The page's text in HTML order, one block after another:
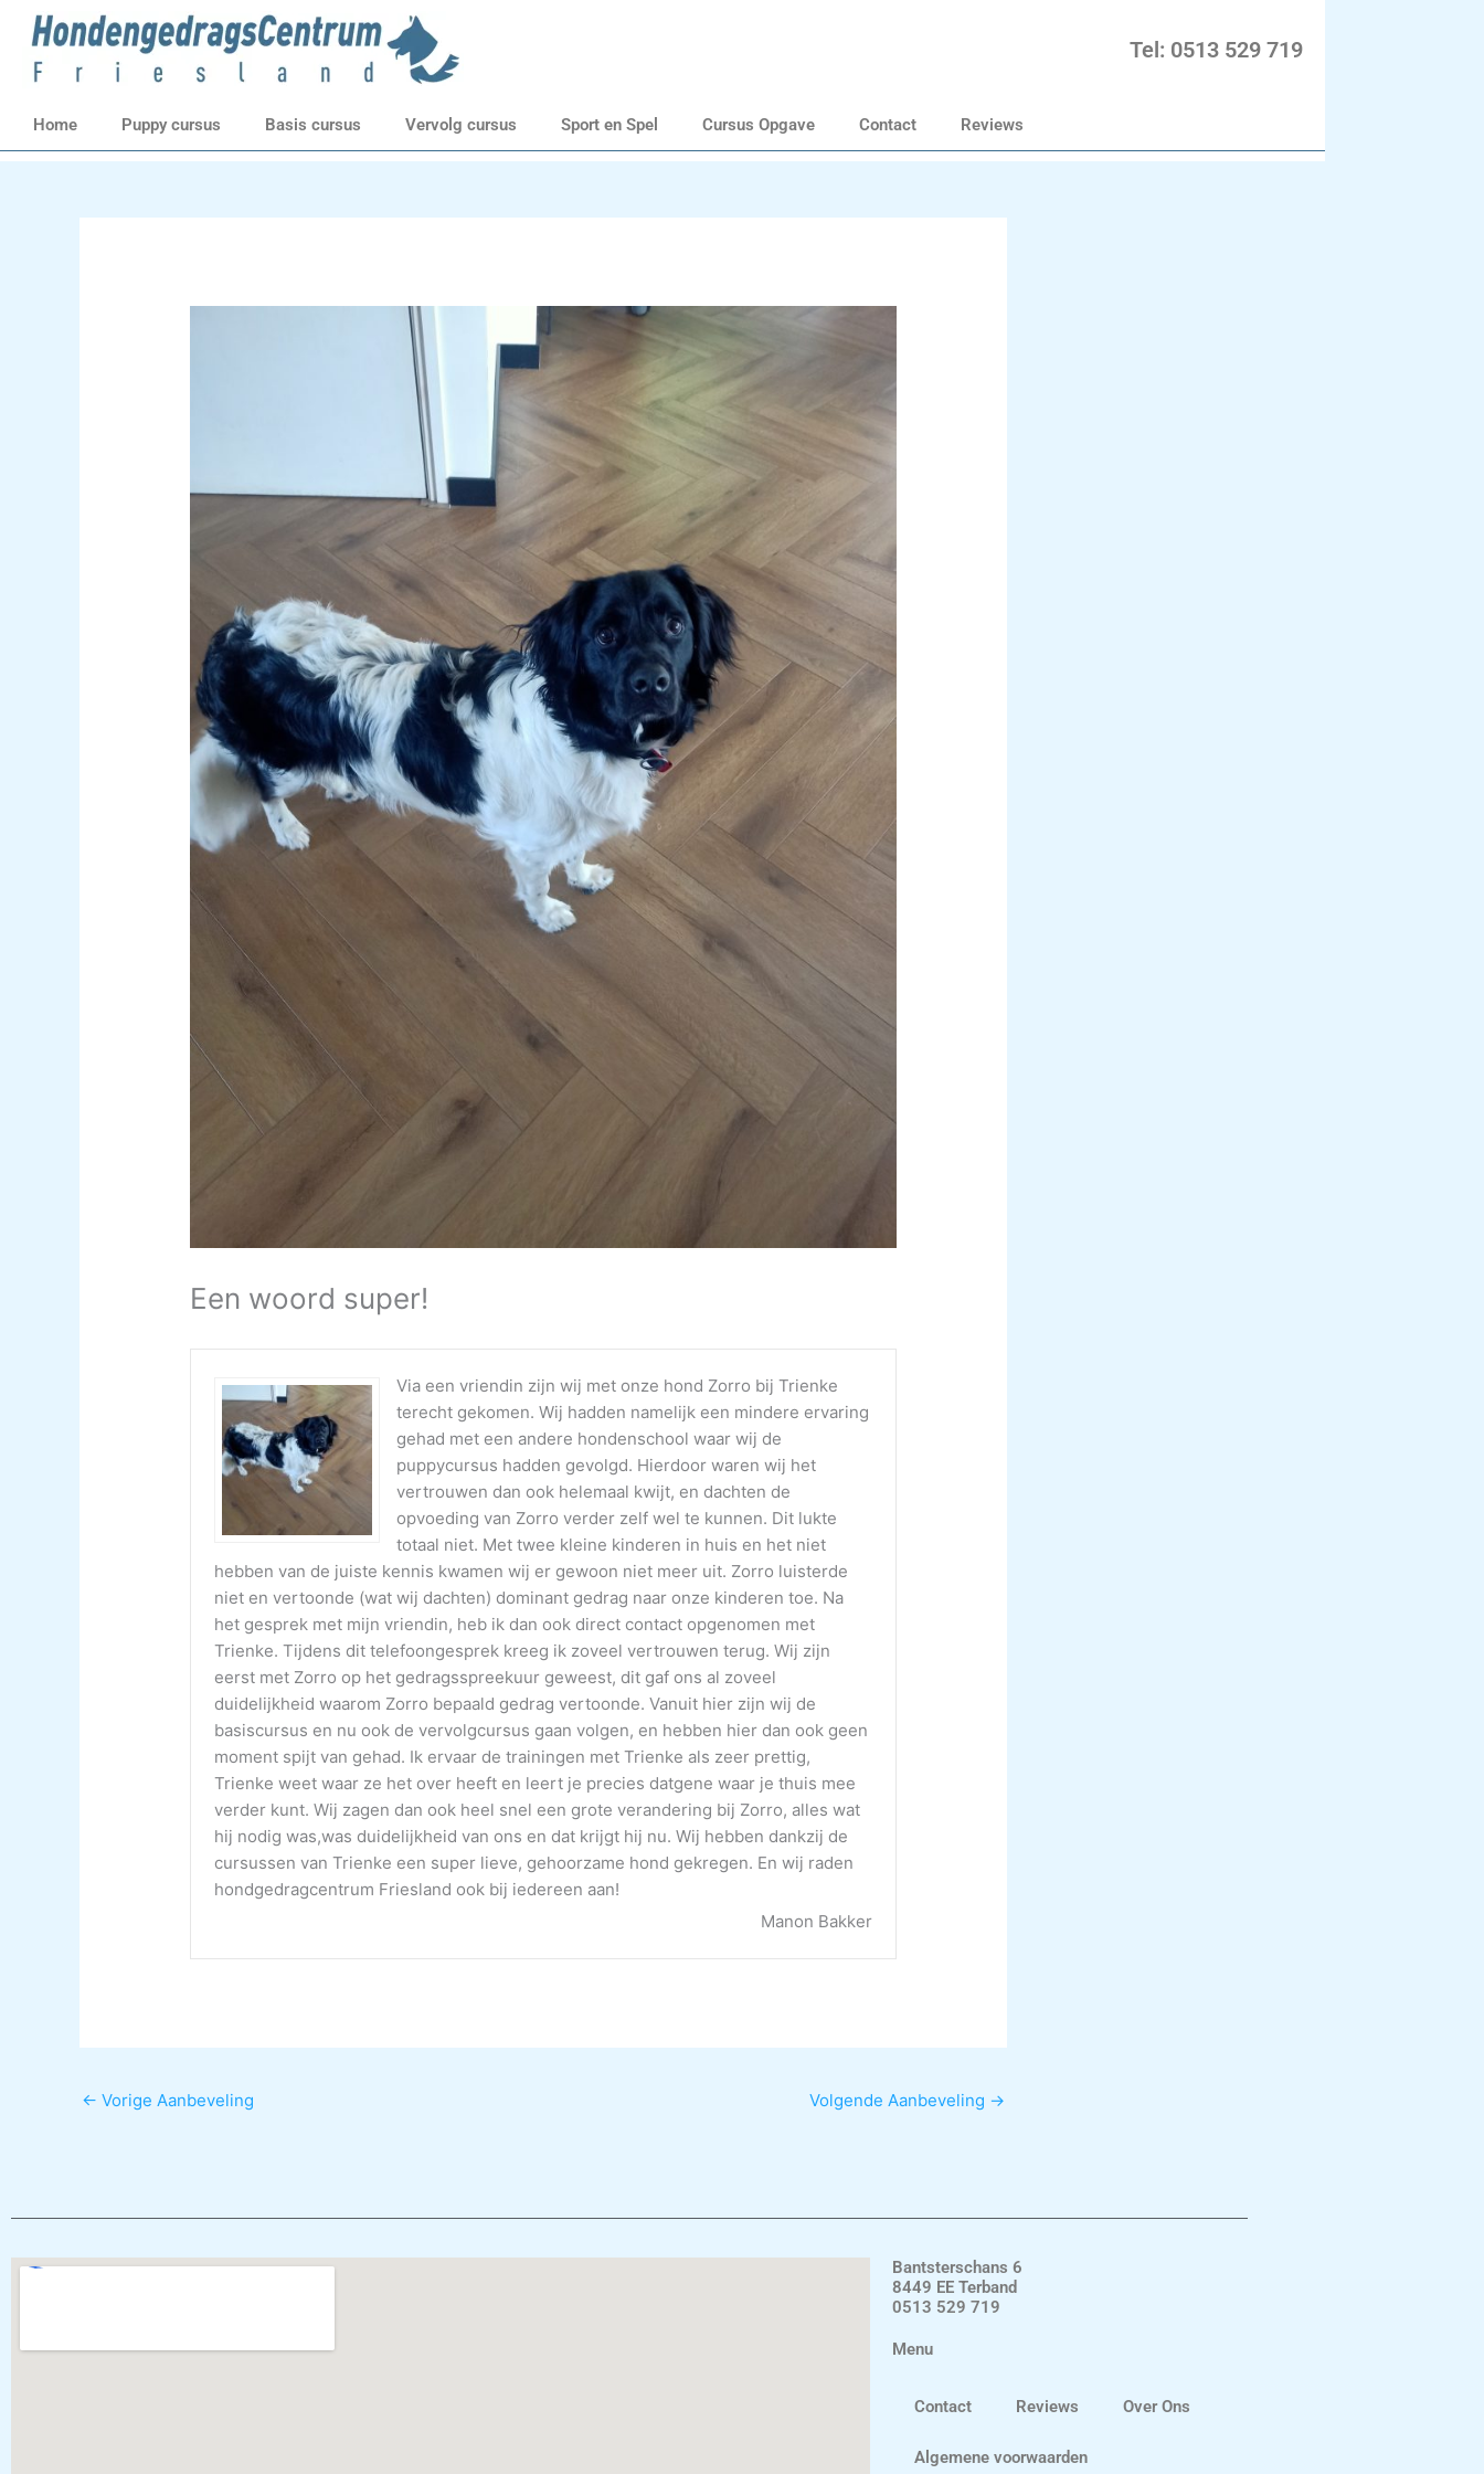
naar
Tel: 0513 529 719
Home Puppy cursus Basis cursus Vervolg cursus Sport en Spel Cursus Opgave Contact Reviews
Een woord super!
Via een vriendin zijn wij met onze hond Zorro bij Trienke
terecht gekomen. Wij hadden namelijk een mindere ervaring
gehad met een andere hondenschool waar wij de
puppycursus hadden gevolgd. Hierdoor waren wij het
vertrouwen dan ook helemaal kwijt, en dachten de
opvoeding van Zorro verder zelf wel te kunnen. Dit lukte
totaal niet. Met twee kleine kinderen in huis en het niet
hebben van de juiste kennis kwamen wij er gewoon niet meer uit. Zorro luisterde
niet en vertoonde (wat wij dachten) dominant gedrag naar onze kinderen toe. Na
het gesprek met mijn vriendin, heb ik dan ook direct contact opgenomen met
Trienke. Tijdens dit telefoongesprek kreeg ik zoveel vertrouwen terug. Wij zijn
eerst met Zorro op het gedragsspreekuur geweest, dit gaf ons al zoveel
duidelijkheid waarom Zorro bepaald gedrag vertoonde. Vanuit hier zijn wij de
basiscursus en nu ook de vervolgcursus gaan volgen, en hebben hier dan ook geen
moment spijt van gehad. Ik ervaar de trainingen met Trienke als zeer prettig,
Trienke weet waar ze het over heeft en leert je precies datgene waar je thuis mee
verder kunt. Wij zagen dan ook heel snel een grote verandering bij Zorro, alles wat
hij nodig was,was duidelijkheid van ons en dat krijgt hij nu. Wij hebben dankzij de
cursussen van Trienke een super lieve, gehoorzame hond gekregen. En wij raden
hondgedragcentrum Friesland ook bij iedereen aan!
Manon Bakker
← Vorige Aanbeveling Volgende Aanbeveling →
Bantsterschans 6
8449 EE Terband
0513 529 719
Menu
Contact Reviews Over Ons
Algemene voorwaarden